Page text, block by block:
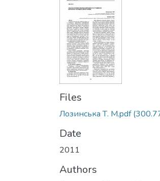
Files
Лозинська Т. М.pdf
Date
2011
Authors